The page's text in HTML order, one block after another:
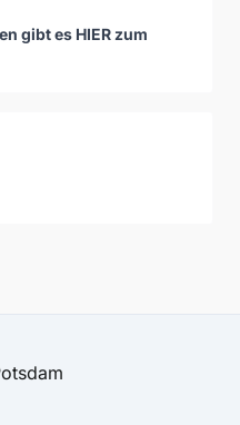
gibt es HIER zum